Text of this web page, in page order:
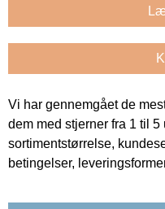
Vi har gennemgået de
dem med stjerner fra 1 til
sortimentstørrelse,
betingelser,